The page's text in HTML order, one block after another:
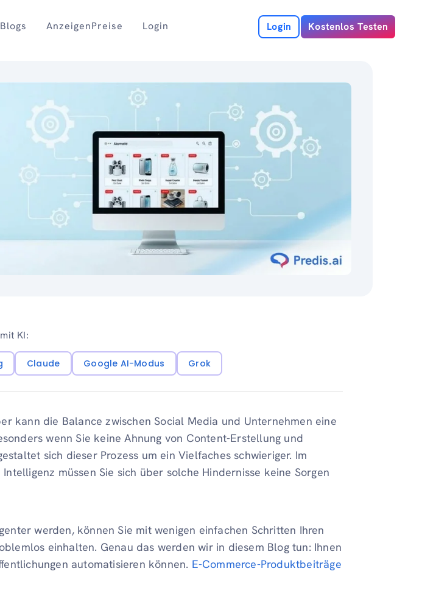
Blogs AnzeigenPreise Login Login Kostenlos Testen
KI:
Claude Google AI-Modus Grok
kann die Balance zwischen Social Media und Unternehmen eine
wenn Sie keine Ahnung von Content-Erstellung und
sich dieser Prozess um ein Vielfaches schwieriger. Im
müssen Sie sich über solche Hindernisse keine Sorgen
werden, können Sie mit wenigen einfachen Schritten Ihren
einhalten. Genau das werden wir in diesem Blog tun: Ihnen
automatisieren können. E-Commerce-Produktbeiträge